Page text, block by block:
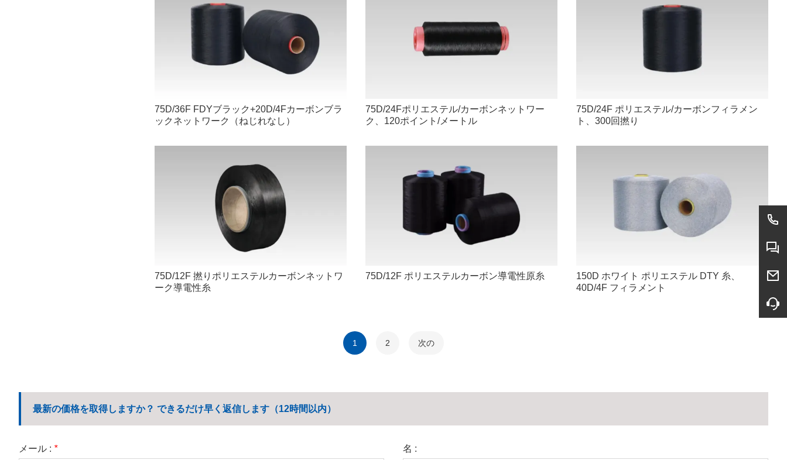
75D/36F FDYブラック+20D/4Fカーボンブラ
ックネットワーク（ねじれなし）
75D/24Fポリエステル/カーボンネットワー
ク、120ポイント/メートル
75D/24F ポリエステル/カーボンフィラメン
ト、300回撚り
75D/12F 撚りポリエステルカーボンネットワ
ーク導電性糸
75D/12F ポリエステルカーボン導電性原糸
150D ホワイト ポリエステル DTY 糸、
40D/4F フィラメント
1 2 次の
最新の価格を取得しますか？ できるだけ早く返信します（12時間以内）
メール : * 名 :